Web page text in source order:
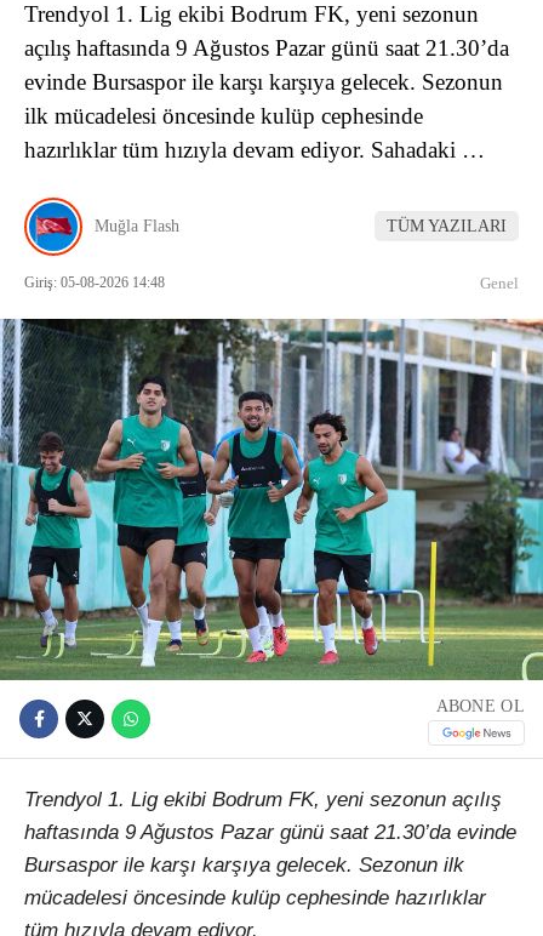
Trendyol 1. Lig ekibi Bodrum FK, yeni sezonun
açılış haftasında 9 Ağustos Pazar günü saat 21.30’da
evinde Bursaspor ile karşı karşıya gelecek. Sezonun
ilk mücadelesi öncesinde kulüp cephesinde
hazırlıklar tüm hızıyla devam ediyor. Sahadaki …
Muğla Flash TÜM YAZILARI
Giriş: 05-08-2026 14:48 Genel
ABONE OL
Trendyol 1. Lig ekibi Bodrum FK, yeni sezonun açılış
haftasında 9 Ağustos Pazar günü saat 21.30’da evinde
Bursaspor ile karşı karşıya gelecek. Sezonun ilk
mücadelesi öncesinde kulüp cephesinde hazırlıklar
tüm hızıyla devam ediyor.